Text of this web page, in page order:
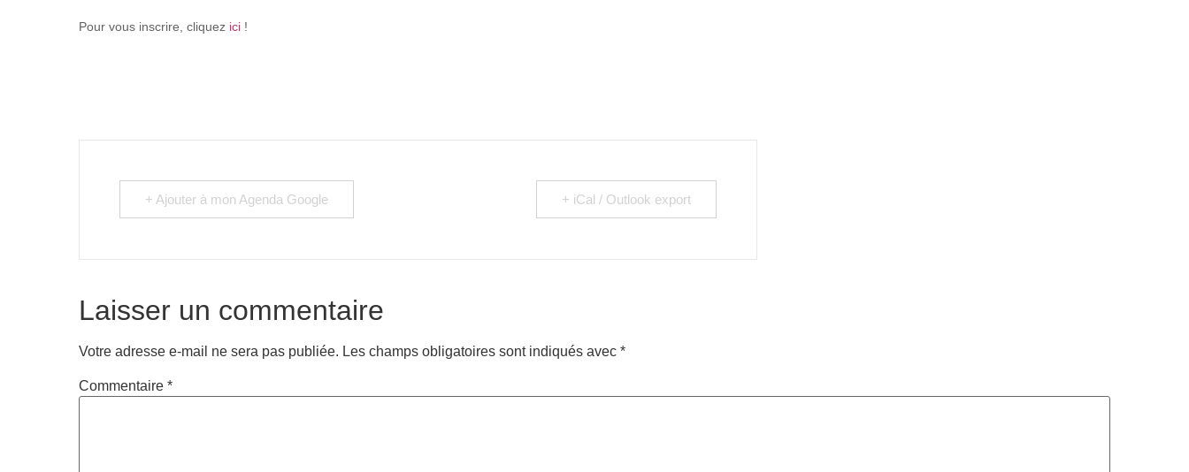
Pour vous inscrire, cliquez ici !
+ Ajouter à mon Agenda Google + iCal / Outlook export
Laisser un commentaire
Votre adresse e-mail ne sera pas publiée. Les champs obligatoires sont indiqués avec *
Commentaire *